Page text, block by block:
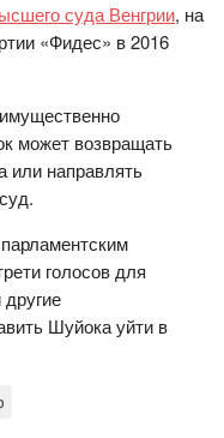
суда Венгрии, на
«Фидес» в 2016
может возвращать
или направлять
голосов для
Шуйока уйти в